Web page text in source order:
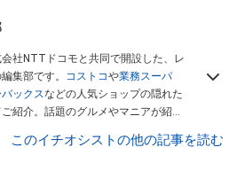
社NTTドコモと共同で開設した、レ
集部です。 コストコや業務スーパ
ックスなどの人気ショップの隠れた
紹介。話題のグルメやマニアが紹介
てレビューしています。毎日トレン
このイチオシストの他の記事を読む